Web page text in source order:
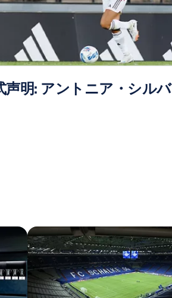
声明: アントニア・シルバ